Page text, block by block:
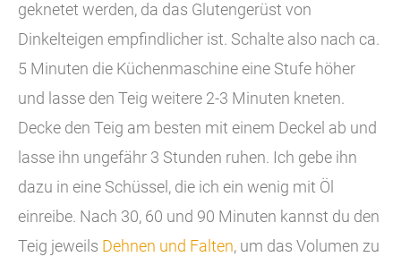
geknetet werden, da das Glutengerüst von
Dinkelteigen empfindlicher ist. Schalte also nach ca.
5 Minuten die Küchenmaschine eine Stufe höher
und lasse den Teig weitere 2-3 Minuten kneten.
Decke den Teig am besten mit einem Deckel ab und
lasse ihn ungefähr 3 Stunden ruhen. Ich gebe ihn
dazu in eine Schüssel, die ich ein wenig mit Öl
einreibe. Nach 30, 60 und 90 Minuten kannst du den
Teig jeweils Dehnen und Falten, um das Volumen zu